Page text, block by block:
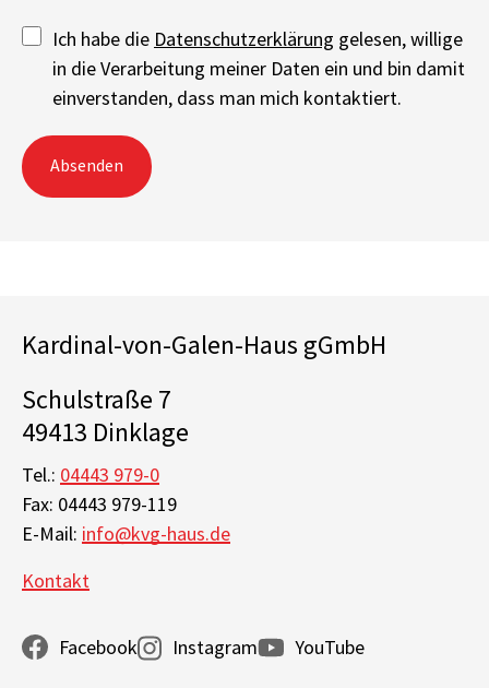
Ich habe die Datenschutzerklärung gelesen, willige
in die Verarbeitung meiner Daten ein und bin damit
einverstanden, dass man mich kontaktiert.
Absenden
Kardinal-von-Galen-Haus gGmbH
Schulstraße 7
49413 Dinklage
Tel.: 04443 979-0
Fax: 04443 979-119
E-Mail: info@kvg-haus.de
Kontakt
Facebook Instagram YouTube